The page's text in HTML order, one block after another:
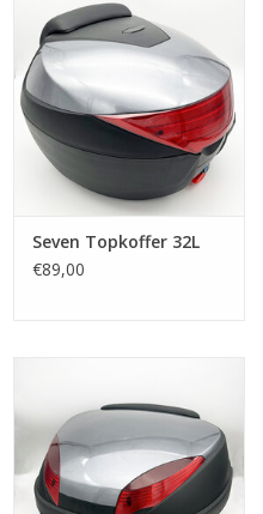
Seven Topkoffer 32L
€89,00